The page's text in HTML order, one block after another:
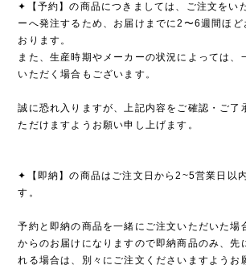
✦【予約】の商品につきましては、ご注文をい
ーへ発注するため、お届けまでに2〜6週間ほど
おります。
また、生産時期やメーカーの状況によっては、
いただく場合もございます。
誠に恐れ入りますが、上記内容をご確認・ご了
ただけますようお願い申し上げます。
✦【即納】の商品はご注文日から2~5営業日以
す。
予約と即納の商品を一緒にご注文いただいた場
からのお届けになりますので即納商品のみ、先
れる場合は、別々にご注文くださいますようお